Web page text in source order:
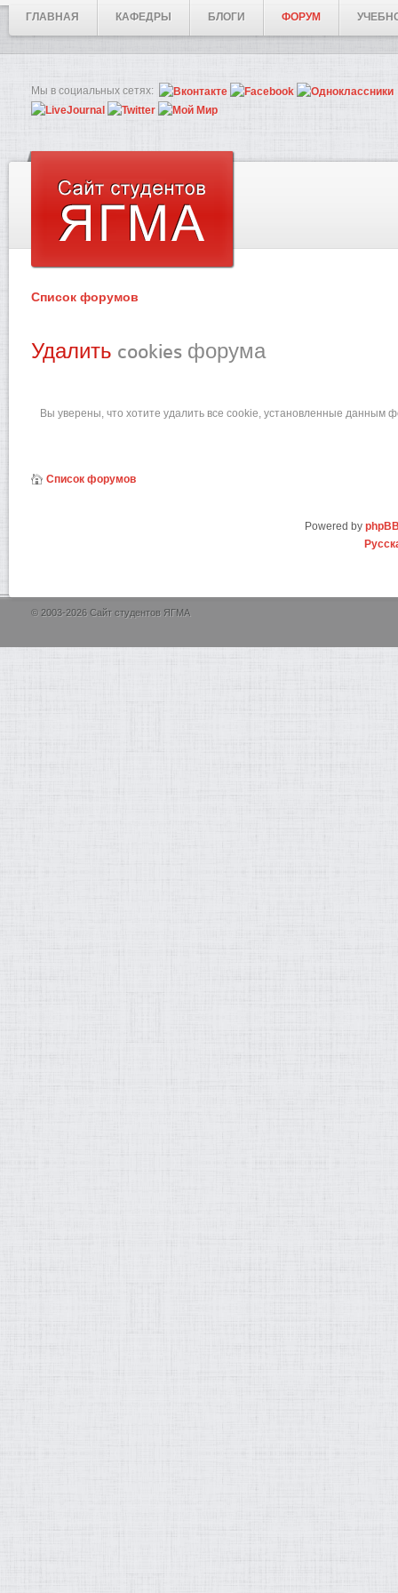
ГЛАВНАЯ КАФЕДРЫ БЛОГИ ФОРУМ
Мы в социальных сетях:
Список форумов
Удалить cookies форума
Вы уверены, что хотите удалить все cookie, установленные данным
Список форумов
Powered by
© 2003-2026 Сайт студентов ЯГМА